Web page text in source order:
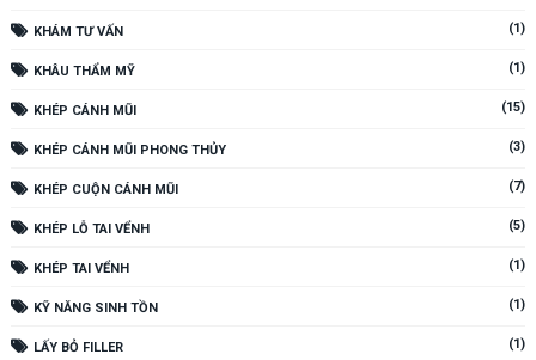
KHÁM TƯ VẤN (1)
KHÂU THẨM MỸ (1)
KHÉP CÁNH MŨI (15)
KHÉP CÁNH MŨI PHONG THỦY (3)
KHÉP CUỘN CÁNH MŨI (7)
KHÉP LỖ TAI VỂNH (5)
KHÉP TAI VỂNH (1)
KỸ NĂNG SINH TỒN (1)
LẤY BỎ FILLER (1)